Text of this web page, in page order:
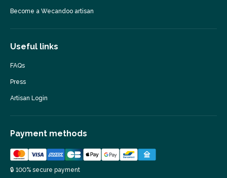
Become a Wecandoo artisan
Useful links
FAQs
Press
Artisan Login
Payment methods
🔒 100% secure payment